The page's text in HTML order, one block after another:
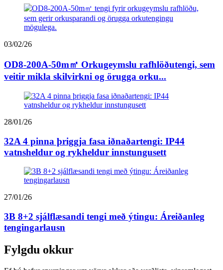
03/02/26
OD8-200A-50m㎡ Orkugeymslu rafhlöðutengi, sem
veitir mikla skilvirkni og örugga orku...
28/01/26
32A 4 pinna þriggja fasa iðnaðartengi: IP44
vatnsheldur og rykheldur innstungusett
27/01/26
3B 8+2 sjálflæsandi tengi með ýtingu: Áreiðanleg
tengingarlausn
Fylgdu okkur